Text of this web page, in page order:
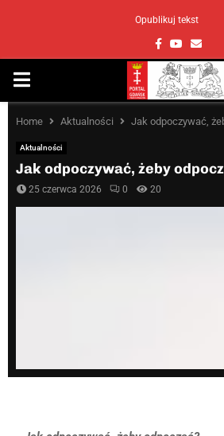
Opublikuj tekst
Facebook
Youtube
Email
PRIMARY
MENU
Home Aktualności Jak odpoczywać,
Aktualności
Jak odpoczywać, żeby
25 czerwca 2026 0 20